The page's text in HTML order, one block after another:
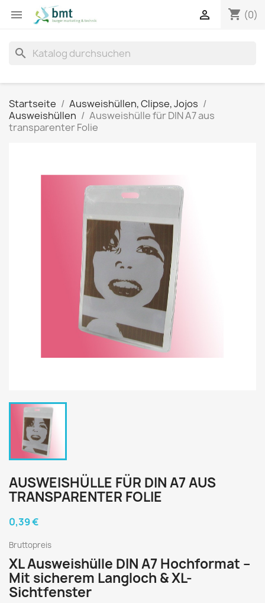
 shopping_cart (0)

search
Startseite
Ausweishüllen, Clipse, Jojos
Ausweishüllen
Ausweishülle für DIN A7 aus
transparenter Folie
AUSWEISHÜLLE FÜR DIN A7 AUS
TRANSPARENTER FOLIE
0,39 €
Bruttopreis
XL Ausweishülle DIN A7 Hochformat –
Mit sicherem Langloch & XL-
Sichtfenster